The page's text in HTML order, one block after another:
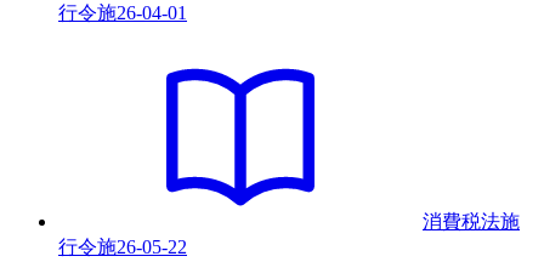
行令施26-04-01
消費税法施
行令施26-05-22